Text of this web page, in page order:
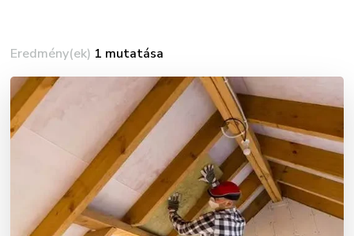
Eredmény(ek) 1 mutatása